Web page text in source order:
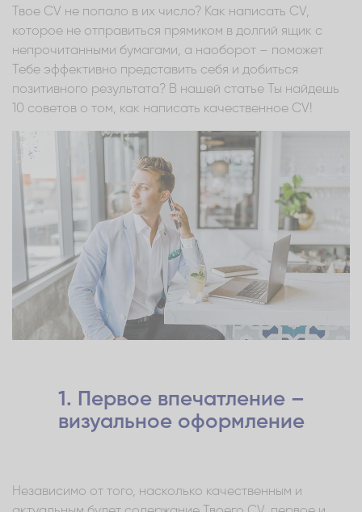
Твое CV не попало в их число? Как написать CV,
которое не отправиться прямиком в долгий ящик с
непрочитанными бумагами, а наоборот – поможет
Тебе эффективно представить себя и добиться
позитивного результата? В нашей статье Ты найдешь
10 советов о том, как написать качественное CV!
1. Первое впечатление –
визуальное оформление
Независимо от того, насколько качественным и